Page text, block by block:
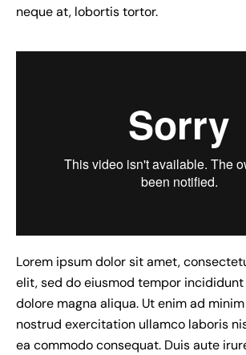
neque at, lobortis tortor.
Lorem ipsum dolor sit amet,
elit, sed do eiusmod tempor
dolore magna aliqua. Ut enim ad
nostrud exercitation ullamco laboris
ea commodo consequat. Duis aute